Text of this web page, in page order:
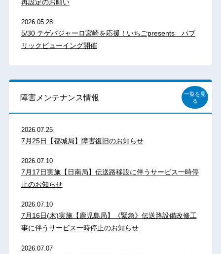
再設定のお願い
2026.05.28
5/30 テゲバジャーロ宮崎を応援！いちごpresents パブ
リックビューイング開催
障害メンテナンス情報
一覧を見
る
2026.07.25
7月25日【都城局】障害復旧のお知らせ
2026.07.10
7月17日実施【日南局】伝送路移設に伴うサービス一時停
止のお知らせ
2026.07.10
7月16日(木)実施【鹿児島局】《緊急》伝送路設備改修工
事に伴うサービス一時停止のお知らせ
2026.07.07